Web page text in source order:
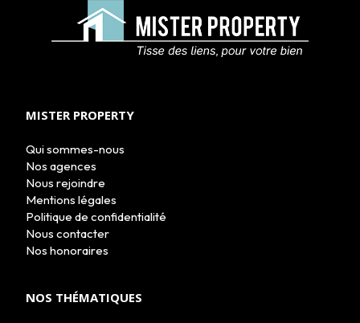
MISTER PROPERTY
Qui sommes-nous
Nos agences
Nous rejoindre
Mentions légales
Politique de confidentialité
Nous contacter
Nos honoraires
NOS THÉMATIQUES